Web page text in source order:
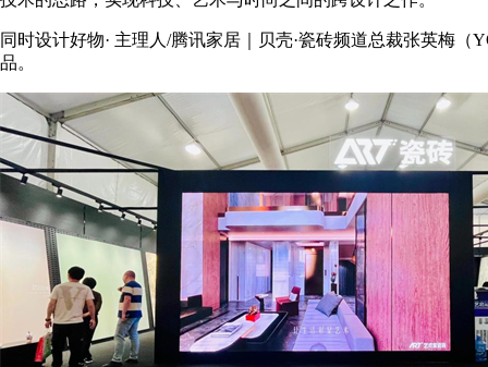
同时设计好物· 主理人/腾讯家居｜贝壳·瓷砖频道总裁张英梅
品。